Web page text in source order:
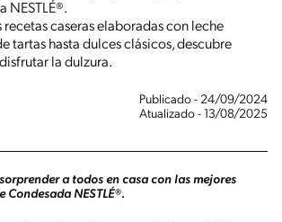
NESTLÉ®.
caseras elaboradas con leche
tartas hasta dulces clásicos, descubre
la dulzura.
Publicado - 24/09/2024
Atualizado - 13/08/2025
a todos en casa con las mejores
Condesada NESTLÉ®.